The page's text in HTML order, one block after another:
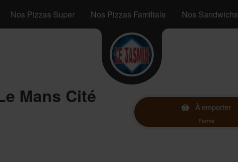
Nos Pizzas Super Nos Pizzas Familiale Nos Sandwichs
Mans Cité
À emporter
Fermé